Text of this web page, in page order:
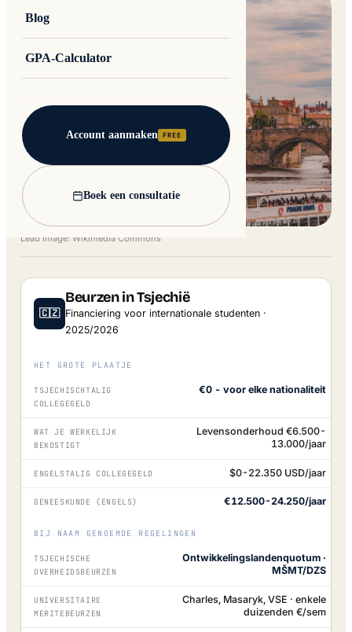
Blog
GPA-Calculator
Account aanmaken FREE
Boek een consultatie
Lead image: Wikimedia Commons
🇨🇿
Beurzen in Tsjechië
Financiering voor internationale studenten ·
2025/2026
HET GROTE PLAATJE
TSJECHISCHTALIG
COLLEGEGELD
€0 - voor elke nationaliteit
WAT JE WERKELIJK
BEKOSTIGT
Levensonderhoud €6.500-
13.000/jaar
ENGELSTALIG COLLEGEGELD $0-22.350 USD/jaar
GENEESKUNDE (ENGELS) €12.500-24.250/jaar
BIJ NAAM GENOEMDE REGELINGEN
TSJECHISCHE
OVERHEIDSBEURZEN
Ontwikkelingslandenquotum ·
MŠMT/DZS
UNIVERSITAIRE
MERITEBEURZEN
Charles, Masaryk, VSE · enkele
duizenden €/sem